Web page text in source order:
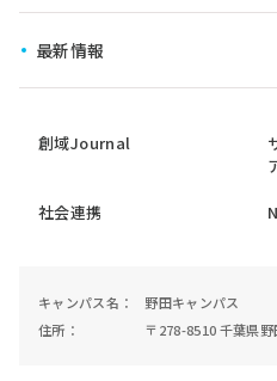
最新情報
創域Journal
社会連携
キャンパス名
野田キャンパス
住所
〒278-8510 千葉県野